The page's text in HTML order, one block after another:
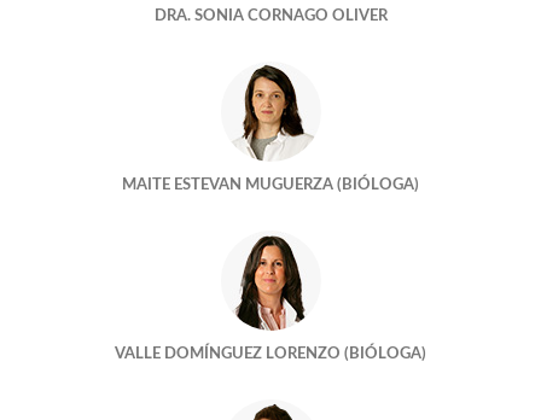
LLÉNEME EL BOTE, POR FAVOR
¿Quien cuida mejor de mis embriones?
HAY DÍAS QUE MERECEN LA PENA
Un mundo feliz?
Tengo una foto de cuando tenia cuatro celulas
¿Embarazamos a cualquier edad?
¿Me quedaré sin óvulos si dono?
DRA. SONIA CORNAGO OLIVER
MAITE ESTEVAN MUGUERZA (BIÓLOGA)
VALLE DOMÍNGUEZ LORENZO (BIÓLOGA)